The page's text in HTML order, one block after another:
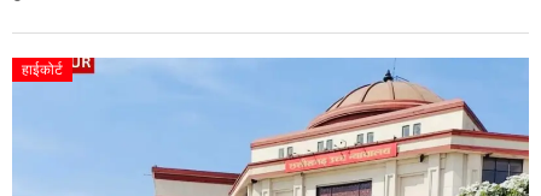
हाईकोर्ट